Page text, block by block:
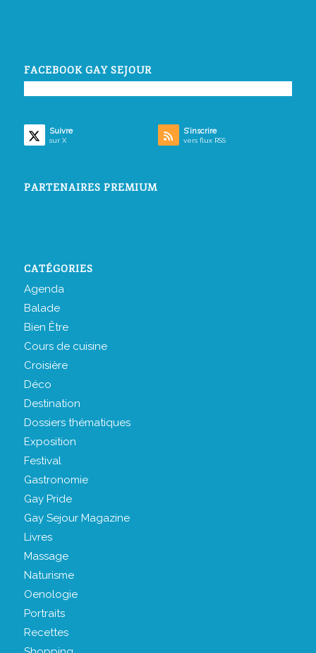
FACEBOOK GAY SEJOUR
Suivre
sur X
S’inscrire
vers flux RSS
PARTENAIRES PREMIUM
CATÉGORIES
Agenda
Balade
Bien Être
Cours de cuisine
Croisière
Déco
Destination
Dossiers thématiques
Exposition
Festival
Gastronomie
Gay Pride
Gay Sejour Magazine
Livres
Massage
Naturisme
Oenologie
Portraits
Recettes